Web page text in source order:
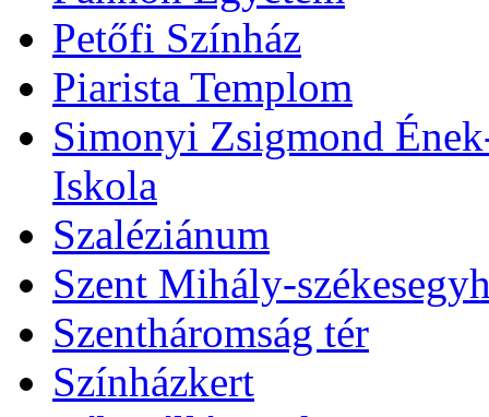
Petőfi Színház
Piarista Templom
Simonyi Zsigmond
Iskola
Szaléziánum
Szent Mihály-
Szentháromság tér
Színházkert